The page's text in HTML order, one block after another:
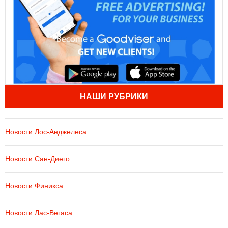
НАШИ РУБРИКИ
Новости Лос-Анджелеса
Новости Сан-Диего
Новости Финикса
Новости Лас-Вегаса